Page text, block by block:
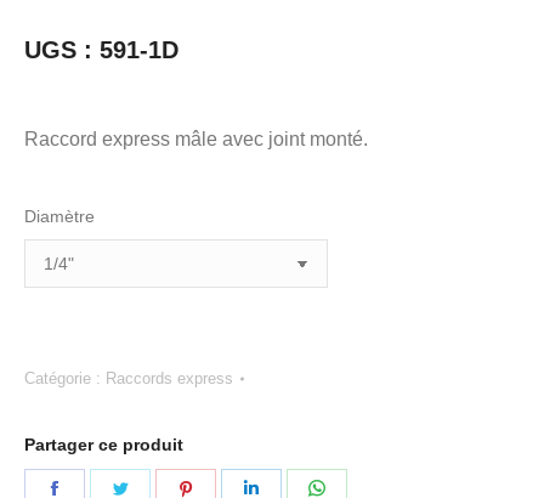
UGS : 591-1D
Raccord express mâle avec joint monté.
Diamètre
Catégorie : Raccords express
Partager ce produit
Partager Partager Partager Partager